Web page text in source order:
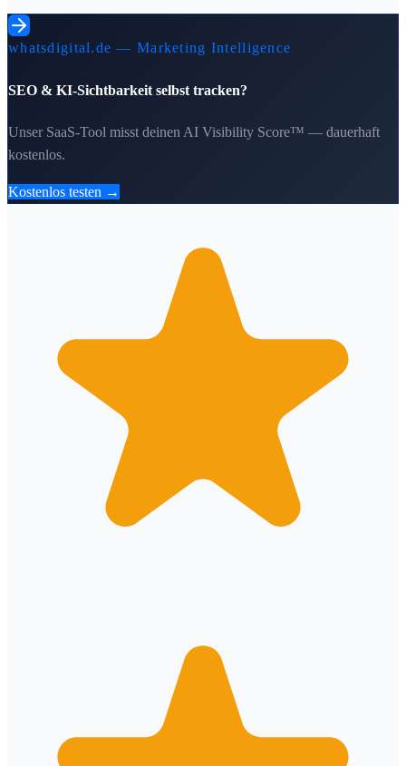
whatsdigital.de — Marketing Intelligence
SEO & KI-Sichtbarkeit selbst tracken?
Unser SaaS-Tool misst deinen AI Visibility Score™ — dauerhaft
kostenlos.
Kostenlos testen →